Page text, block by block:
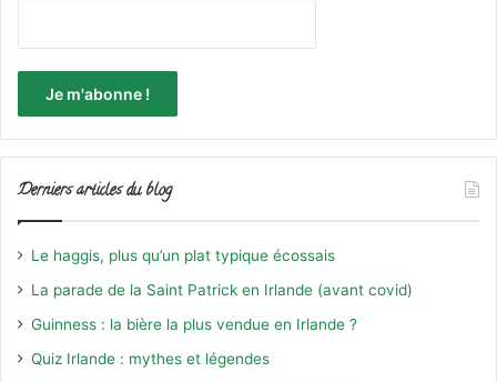
Derniers articles du blog
Le haggis, plus qu’un plat typique écossais
La parade de la Saint Patrick en Irlande (avant covid)
Guinness : la bière la plus vendue en Irlande ?
Quiz Irlande : mythes et légendes